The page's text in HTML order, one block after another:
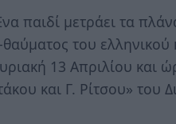
παιδί μετράει τα
του
13 Απριλίου και
και Γ. Ρίτσου» του